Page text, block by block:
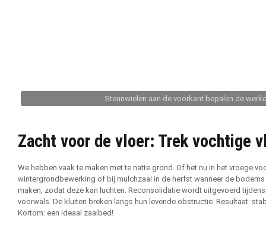
Steunwielen aan de voorkant bepalen de
Zacht voor de vloer: Trek vochtige
We hebben vaak te maken met te natte grond. Of het nu in het vroege
wintergrondbewerking of bij mulchzaai in de herfst wanneer de
maken, zodat deze kan luchten. Reconsolidatie wordt uitgevoerd
voorwals. De kluiten breken langs hun levende obstructie. Resultaat:
Kortom: een ideaal zaaibed!